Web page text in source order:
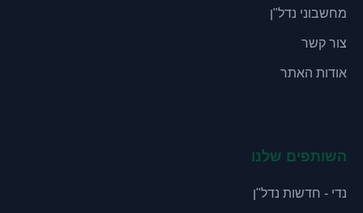
מחשבוני נדל"ן
צור קשר
אודות האתר
השותפים שלנו
נדי - חדשות נדל"ן